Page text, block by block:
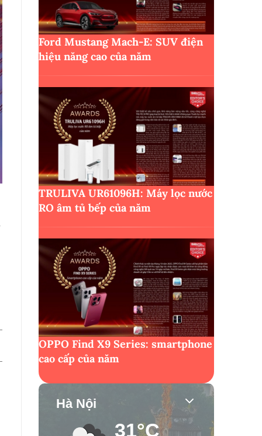
Ford Mustang Mach-E: SUV điện
hiệu năng cao của năm
TRULIVA UR61096H: Máy lọc nước
RO âm tủ bếp của năm
OPPO Find X9 Series: smartphone
cao cấp của năm
Hà Nội
31°C